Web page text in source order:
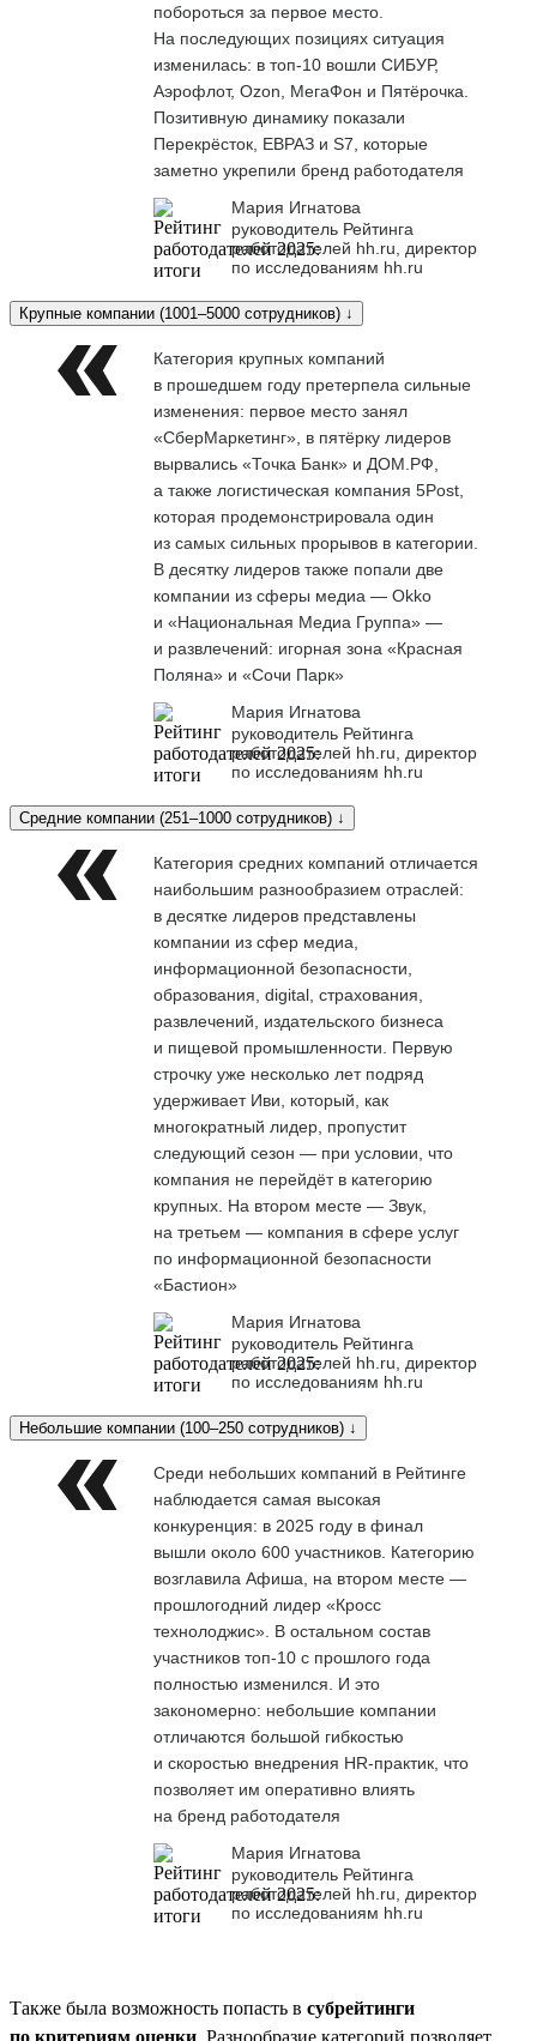
побороться за первое место.
На последующих позициях ситуация
изменилась: в топ-10 вошли СИБУР,
Аэрофлот, Ozon, МегаФон и Пятёрочка.
Позитивную динамику показали
Перекрёсток, ЕВРАЗ и S7, которые
заметно укрепили бренд работодателя
Мария Игнатова
руководитель Рейтинга
работодателей hh.ru, директор
по исследованиям hh.ru
Крупные компании (1001–5000 сотрудников) ↓
Категория крупных компаний
в прошедшем году претерпела сильные
изменения: первое место занял
«СберМаркетинг», в пятёрку лидеров
вырвались «Точка Банк» и ДОМ.РФ,
а также логистическая компания 5Post,
которая продемонстрировала один
из самых сильных прорывов в категории.
В десятку лидеров также попали две
компании из сферы медиа — Okko
и «Национальная Медиа Группа» —
и развлечений: игорная зона «Красная
Поляна» и «Сочи Парк»
Мария Игнатова
руководитель Рейтинга
работодателей hh.ru, директор
по исследованиям hh.ru
Средние компании (251–1000 сотрудников) ↓
Категория средних компаний отличается
наибольшим разнообразием отраслей:
в десятке лидеров представлены
компании из сфер медиа,
информационной безопасности,
образования, digital, страхования,
развлечений, издательского бизнеса
и пищевой промышленности. Первую
строчку уже несколько лет подряд
удерживает Иви, который, как
многократный лидер, пропустит
следующий сезон — при условии, что
компания не перейдёт в категорию
крупных. На втором месте — Звук,
на третьем — компания в сфере услуг
по информационной безопасности
«Бастион»
Мария Игнатова
руководитель Рейтинга
работодателей hh.ru, директор
по исследованиям hh.ru
Небольшие компании (100–250 сотрудников) ↓
Среди небольших компаний в Рейтинге
наблюдается самая высокая
конкуренция: в 2025 году в финал
вышли около 600 участников. Категорию
возглавила Афиша, на втором месте —
прошлогодний лидер «Кросс
технолоджис». В остальном состав
участников топ-10 с прошлого года
полностью изменился. И это
закономерно: небольшие компании
отличаются большой гибкостью
и скоростью внедрения HR-практик, что
позволяет им оперативно влиять
на бренд работодателя
Мария Игнатова
руководитель Рейтинга
работодателей hh.ru, директор
по исследованиям hh.ru
Также была возможность попасть в субрейтинги
по критериям оценки . Разнообразие категорий позволяет